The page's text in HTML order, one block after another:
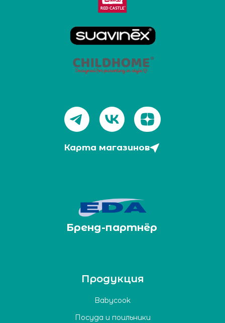
Карта магазинов
Бренд-партнёр
Продукция
Babycook
Посуда и поильники